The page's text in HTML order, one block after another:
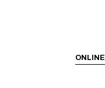
ONLINE